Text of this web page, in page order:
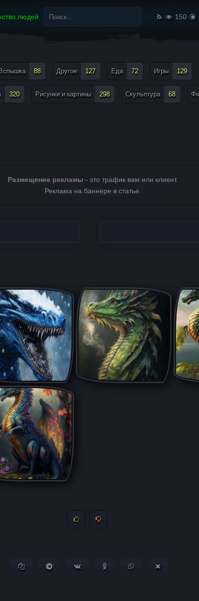
людей
Найти:
150
Вспышка 88 Другое 127 Еда 72 Игры 129
320 Рисунки и картины 298 Скульптура 68
Размещение рекламы - это трафик вам или клиент.
Реклама на баннере в статье.
Копировать ссылкуПоделиться в Telegram
Поделиться ВКонтакте
Поделиться вПоделиться в